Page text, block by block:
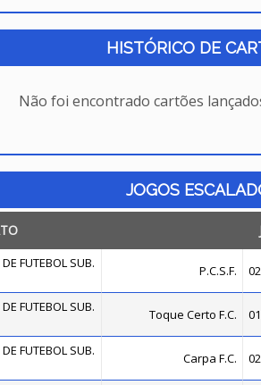
HISTÓRICO DE
Não foi encontrado cartões
JOGOS
FUTEBOL SUB.
P.C.S.F. 02
FUTEBOL SUB.
Toque Certo F.C. 01
FUTEBOL SUB.
Carpa F.C. 02